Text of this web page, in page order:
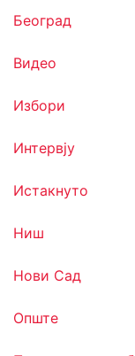
Београд
Видео
Избори
Интервју
Истакнуто
Ниш
Нови Сад
Опште